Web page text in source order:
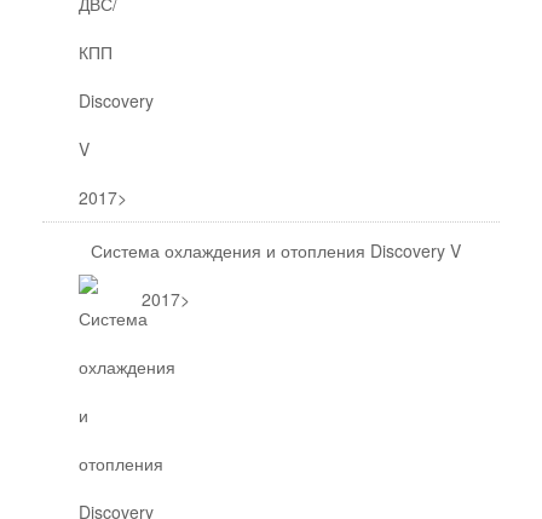
Система охлаждения и отопления Discovery V
2017>